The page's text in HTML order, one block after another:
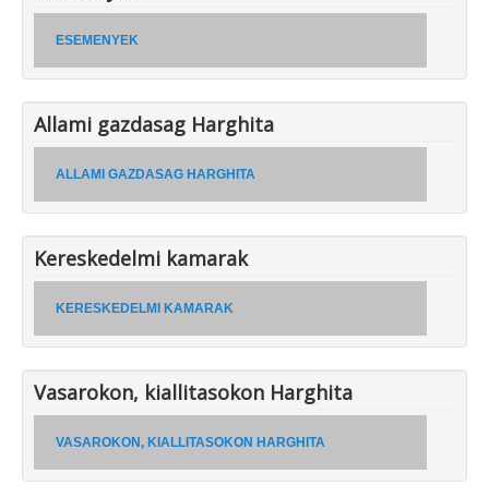
ESEMENYEK
Allami gazdasag Harghita
ALLAMI GAZDASAG HARGHITA
Kereskedelmi kamarak
KERESKEDELMI KAMARAK
Vasarokon, kiallitasokon Harghita
VASAROKON, KIALLITASOKON HARGHITA